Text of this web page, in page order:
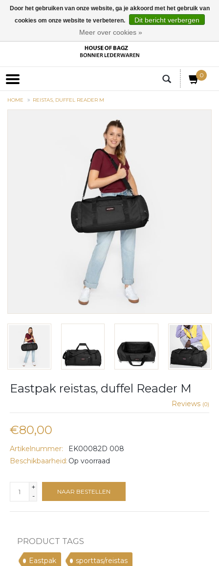
0
HOME REISTAS, DUFFEL READER M
Eastpak reistas, duffel Reader M
Reviews (0)
€80,00
Artikelnummer:
EK00082D 008
Beschikbaarheid: Op voorraad
+
-
NAAR BESTELLEN
PRODUCT TAGS
Eastpak sporttas/reistas
Door het gebruiken van onze website, ga je akkoord met het gebruik van
cookies om onze website te verbeteren.
Dit bericht verbergen
Meer over cookies »